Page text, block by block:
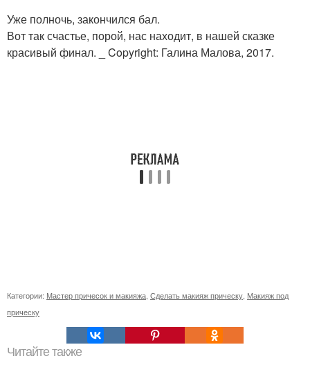
Уже полночь, закончился бал.
Вот так счастье, порой, нас находит, в нашей сказке
красивый финал. _ Copyright: Галина Малова, 2017.
Категории: Мастер причесок и макияжа, Сделать макияж прическу, Макияж под
прическу
Читайте также